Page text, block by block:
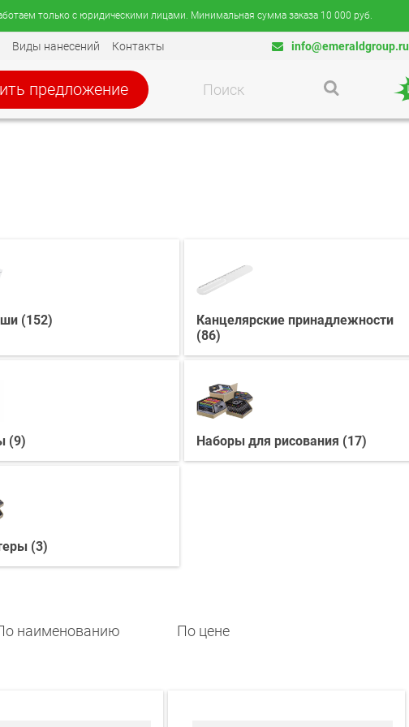
только с юридическими лицами. Минимальная сумма заказа 10 000 руб.
Виды нанесений Контакты info@emeraldgroup.ru
предложение
(152)
Канцелярские принадлежности
(86)
(9) Наборы для рисования (17)
(3)
наименованию По цене